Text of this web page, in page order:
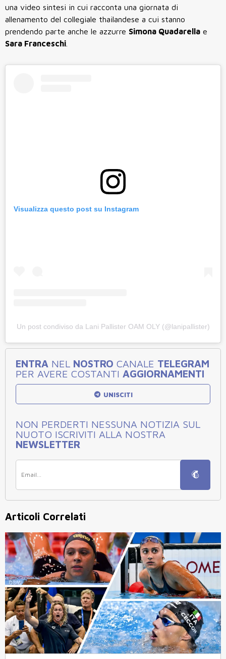
una video sintesi in cui racconta una giornata di
allenamento del collegiale thailandese a cui stanno
prendendo parte anche le azzurre Simona Quadarella e
Sara Franceschi
Visualizza questo post su Instagram
Un post condiviso da Lani Pallister OAM OLY (@lanipallister)
ENTRA NEL NOSTRO CANALE TELEGRAM
PER AVERE COSTANTI AGGIORNAMENTI
UNISCITI
NON PERDERTI NESSUNA NOTIZIA SUL
NUOTO ISCRIVITI ALLA NOSTRA
NEWSLETTER
Articoli Correlati